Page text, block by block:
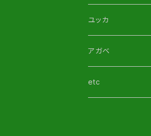
ユッカ
アガベ
etc